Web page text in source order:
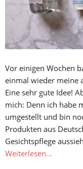
Vor einigen Wochen
einmal wieder meine
Eine sehr gute Idee!
mich: Denn ich habe
umgestellt und bin
Produkten aus
Gesichtspflege
Weiterlesen…